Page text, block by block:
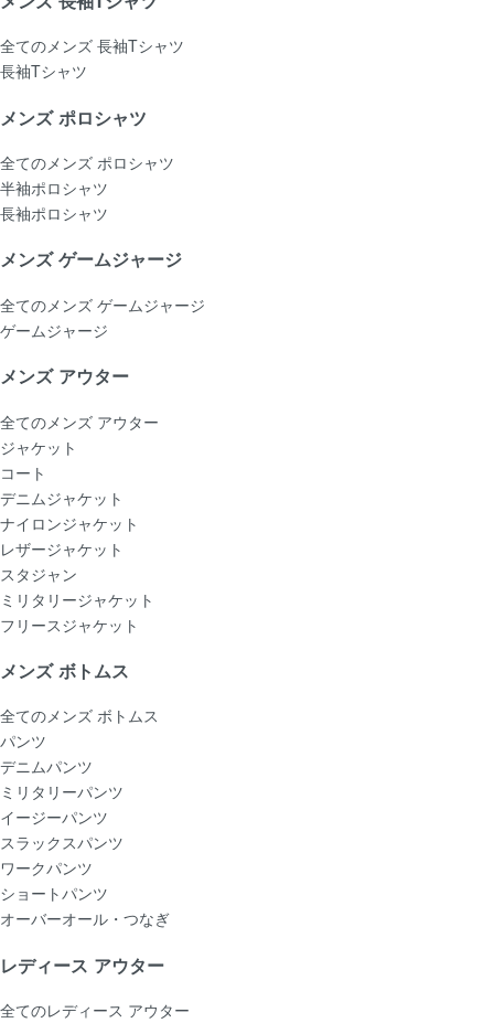
全てのメンズ 長袖Tシャツ
長袖Tシャツ
メンズ ポロシャツ
全てのメンズ ポロシャツ
半袖ポロシャツ
長袖ポロシャツ
メンズ ゲームジャージ
全てのメンズ ゲームジャージ
ゲームジャージ
メンズ アウター
全てのメンズ アウター
ジャケット
コート
デニムジャケット
ナイロンジャケット
レザージャケット
スタジャン
ミリタリージャケット
フリースジャケット
メンズ ボトムス
全てのメンズ ボトムス
パンツ
デニムパンツ
ミリタリーパンツ
イージーパンツ
スラックスパンツ
ワークパンツ
ショートパンツ
オーバーオール・つなぎ
レディース アウター
全てのレディース アウター